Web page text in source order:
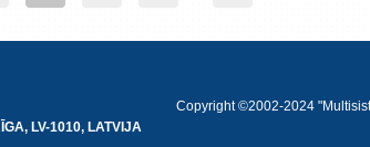
LV-1010, LATVIJA
Copyright ©2002-2024